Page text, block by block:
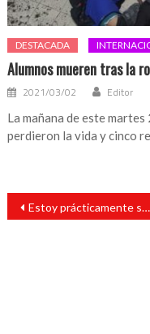
DESTACADA
Alumnos mueren tras la
2021/03/02 Editor
La mañana de este
perdieron la vida y cinco
Navegación
entradas
Estoy prácticamente seguro que Javier Duarte no saldrá de la cárcel: Yunes